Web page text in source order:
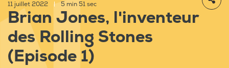
11 juillet 2022 | 5 min 51 sec
Brian Jones, l'inventeur
des Rolling Stones
(Episode 1)